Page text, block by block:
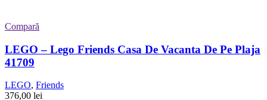
Compară
LEGO – Lego Friends Casa De Vacanta De Pe Plaja
41709
LEGO, Friends
376,00 lei